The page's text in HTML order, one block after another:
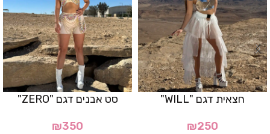
חצאית דגם "WILL"
₪250
סט אבנים דגם "ZERO"
₪350